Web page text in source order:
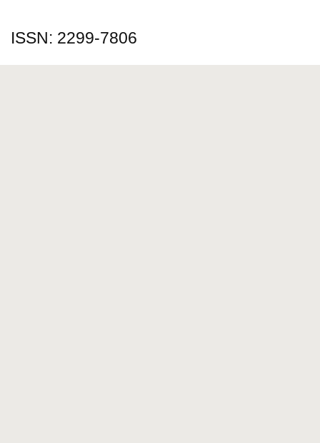
ISSN: 2299-7806